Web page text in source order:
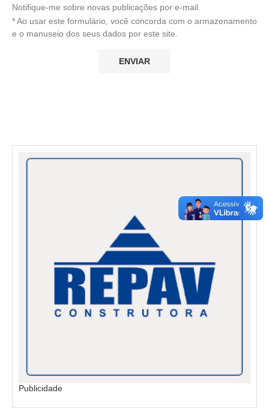
Notifique-me sobre novas publicações por e-mail.
* Ao usar este formulário, você concorda com o armazenamento
e o manuseio dos seus dados por este site.
Publicidade